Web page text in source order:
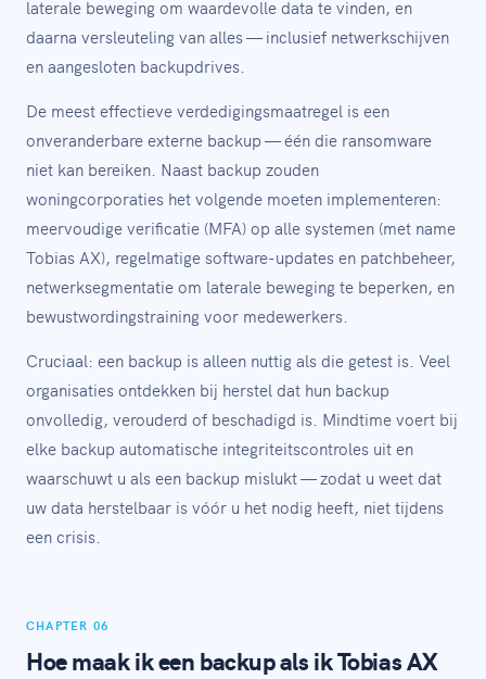
laterale beweging om waardevolle data te vinden, en
daarna versleuteling van alles — inclusief netwerkschijven
en aangesloten backupdrives.
De meest effectieve verdedigingsmaatregel is een
onveranderbare externe backup — één die ransomware
niet kan bereiken. Naast backup zouden
woningcorporaties het volgende moeten implementeren:
meervoudige verificatie (MFA) op alle systemen (met name
Tobias AX), regelmatige software-updates en patchbeheer,
netwerksegmentatie om laterale beweging te beperken, en
bewustwordingstraining voor medewerkers.
Cruciaal: een backup is alleen nuttig als die getest is. Veel
organisaties ontdekken bij herstel dat hun backup
onvolledig, verouderd of beschadigd is. Mindtime voert bij
elke backup automatische integriteitscontroles uit en
waarschuwt u als een backup mislukt — zodat u weet dat
uw data herstelbaar is vóór u het nodig heeft, niet tijdens
een crisis.
CHAPTER 06
Hoe maak ik een backup als ik Tobias AX